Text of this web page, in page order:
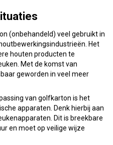
(onbehandeld) veel gebruikt in
Het
houten producten te
Met de komst van
geworden in veel meer
van golfkarton is het
apparaten. Denk hierbij aan
Dit is breekbare
en moet op veilige wijze